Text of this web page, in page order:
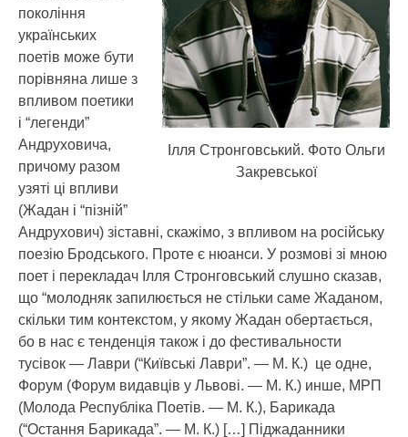
Ілля Стронговський. Фото Ольги
Закревської
покоління
українських
поетів може бути
порівняна лише з
впливом поетики
і “легенди”
Андруховича,
причому разом
узяті ці впливи
(Жадан і “пізній”
Андрухович) зіставні, скажімо, з впливом на російську
поезію Бродського. Проте є нюанси. У розмові зі мною
поет і перекладач Ілля Стронговський слушно сказав,
що “молодняк запилюється не стільки саме Жаданом,
скільки тим контекстом, у якому Жадан обертається,
бо в нас є тенденція також і до фестивальности
тусівок — Лаври (“Київські Лаври”. — М. К.) це одне,
Форум (Форум видавців у Львові. — М. К.) инше, МРП
(Молода Республіка Поетів. — М. К.), Барикада
(“Остання Барикада”. — М. К.) […] Піджаданники